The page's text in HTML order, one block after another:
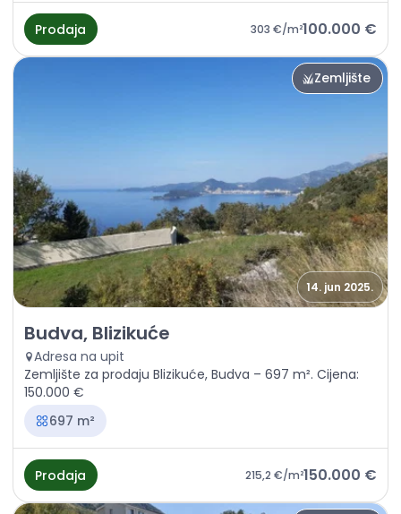
Prodaja 303 €/m²100.000 €
Zemljište
14. jun 2025.
Prodaja - Zemljište Budva, Blizikuće
Budva, Blizikuće
Adresa na upit
Zemljište za prodaju Blizikuće, Budva – 697 m². Cijena:
150.000 €
697 m²
Prodaja 215,2 €/m²150.000 €